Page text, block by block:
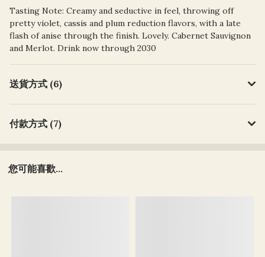
Tasting Note: Creamy and seductive in feel, throwing off
pretty violet, cassis and plum reduction flavors, with a late
flash of anise through the finish. Lovely. Cabernet Sauvignon
and Merlot. Drink now through 2030
送貨方式 (6)
付款方式 (7)
您可能喜歡...